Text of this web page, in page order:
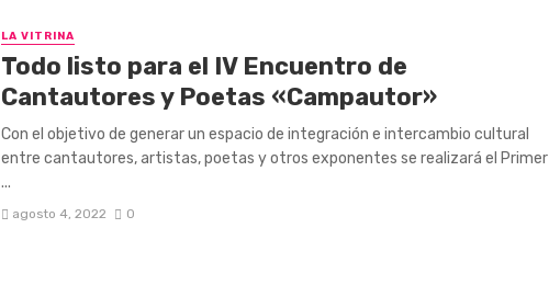
LA VITRINA
Todo listo para el IV Encuentro de
Cantautores y Poetas «Campautor»
Con el objetivo de generar un espacio de integración e intercambio cultural
entre cantautores, artistas, poetas y otros exponentes se realizará el Primer
...
agosto 4, 2022 0